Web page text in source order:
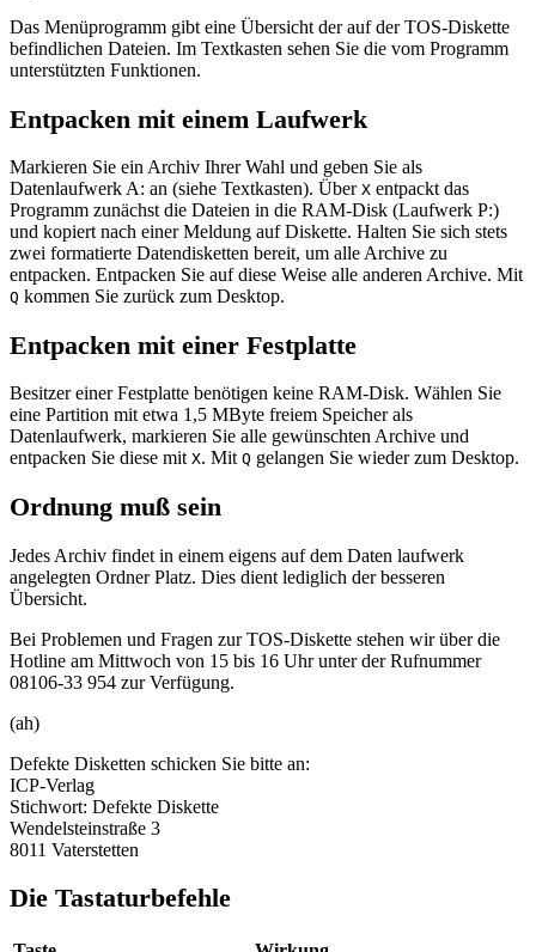
Das Menüprogramm gibt eine Übersicht der auf der TOS-Diskette
befindlichen Dateien. Im Textkasten sehen Sie die vom Programm
unterstützten Funktionen.
Entpacken mit einem Laufwerk
Markieren Sie ein Archiv Ihrer Wahl und geben Sie als
Datenlaufwerk A: an (siehe Textkasten). Über X entpackt das
Programm zunächst die Dateien in die RAM-Disk (Laufwerk P:)
und kopiert nach einer Meldung auf Diskette. Halten Sie sich stets
zwei formatierte Datendisketten bereit, um alle Archive zu
entpacken. Entpacken Sie auf diese Weise alle anderen Archive. Mit
Q kommen Sie zurück zum Desktop.
Entpacken mit einer Festplatte
Besitzer einer Festplatte benötigen keine RAM-Disk. Wählen Sie
eine Partition mit etwa 1,5 MByte freiem Speicher als
Datenlaufwerk, markieren Sie alle gewünschten Archive und
entpacken Sie diese mit X. Mit Q gelangen Sie wieder zum Desktop.
Ordnung muß sein
Jedes Archiv findet in einem eigens auf dem Daten laufwerk
angelegten Ordner Platz. Dies dient lediglich der besseren
Übersicht.
Bei Problemen und Fragen zur TOS-Diskette stehen wir über die
Hotline am Mittwoch von 15 bis 16 Uhr unter der Rufnummer
08106-33 954 zur Verfügung.
(ah)
Defekte Disketten schicken Sie bitte an:
ICP-Verlag
Stichwort: Defekte Diskette
Wendelsteinstraße 3
8011 Vaterstetten
Die Tastaturbefehle